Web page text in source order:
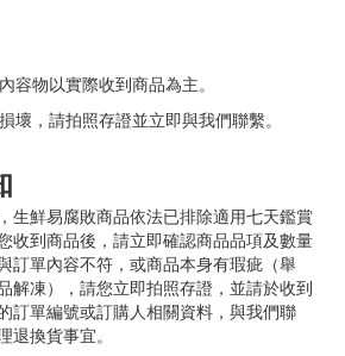
容物以實際收到商品為主。
壞，請拍照存證並立即與我們聯繫。
生鮮易腐敗商品依法已排除適用七天鑑賞
收到商品後，請立即確認商品品項及數量
訂單內容不符，或商品本身有瑕疵（舉
解凍），請您立即拍照存證，並請於收到
訂單編號或訂購人相關資料，與我們聯
換貨事宜。